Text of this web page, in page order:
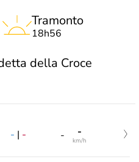
Tramonto
18h56
della Croce
- | - - -
km/h